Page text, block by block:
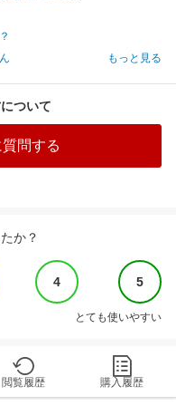
もっと見る
ついて
問する
か？
4 5
とても使いやすい
閲覧履歴 購入履歴